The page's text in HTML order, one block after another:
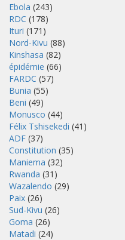
Ebola (243)
RDC (178)
Ituri (171)
Nord-Kivu (88)
Kinshasa (82)
épidémie (66)
FARDC (57)
Bunia (55)
Beni (49)
Monusco (44)
Félix Tshisekedi (41)
ADF (37)
Constitution (35)
Maniema (32)
Rwanda (31)
Wazalendo (29)
Paix (26)
Sud-Kivu (26)
Goma (26)
Matadi (24)